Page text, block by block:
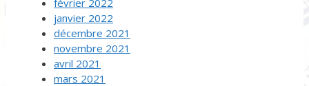
février 2022
janvier 2022
décembre 2021
novembre 2021
avril 2021
mars 2021